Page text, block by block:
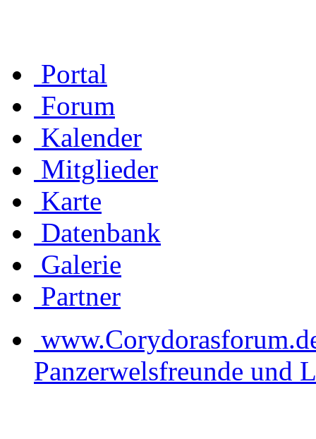
Portal
Forum
Kalender
Mitglieder
Karte
Datenbank
Galerie
Partner
Panzerwelsfreunde und